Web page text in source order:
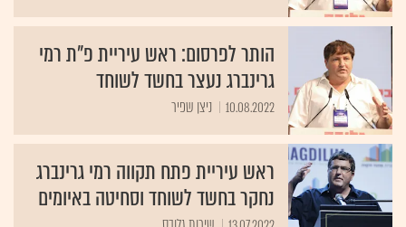
הותר לפרסום: ראש עיריית פ"ת רמי
גרינברג נעצר בחשד לשוחד
10.08.2022 ניצן שפיר
ראש עיריית פתח תקווה רמי גרינברג
נחקר בחשד לשוחד וסחיטה באיומים